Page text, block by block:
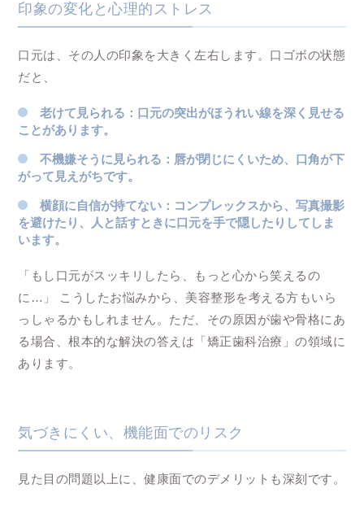
印象の変化と心理的ストレス
口元は、その人の印象を大きく左右します。口ゴボの状態
だと、
老けて見られる ：口元の突出がほうれい線を深く見せる
ことがあります。
不機嫌そうに見られる ：唇が閉じにくいため、口角が下
がって見えがちです。
横顔に自信が持てない ：コンプレックスから、写真撮影
を避けたり、人と話すときに口元を手で隠したりしてしま
います。
「もし口元がスッキリしたら、もっと心から笑えるの
に…」 こうしたお悩みから、美容整形を考える方もいら
っしゃるかもしれません。ただ、その原因が歯や骨格にあ
る場合、根本的な解決の答えは「矯正歯科治療」の領域に
あります。
気づきにくい、機能面でのリスク
見た目の問題以上に、健康面でのデメリットも深刻です。